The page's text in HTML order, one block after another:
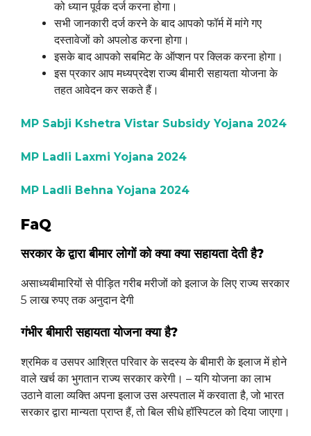
को ध्यान पूर्वक दर्ज करना होगा।
सभी जानकारी दर्ज करने के बाद आपको फॉर्म में मांगे गए
दस्तावेजों को अपलोड करना होगा।
इसके बाद आपको सबमिट के ऑप्शन पर क्लिक करना होगा।
इस प्रकार आप मध्यप्रदेश राज्य बीमारी सहायता योजना के
तहत आवेदन कर सकते हैं।
MP Sabji Kshetra Vistar Subsidy Yojana 2024
MP Ladli Laxmi Yojana 2024
MP Ladli Behna Yojana 2024
FaQ
सरकार के द्वारा बीमार लोगों को क्या क्या सहायता देती है?
असाध्यबीमारियों से पीड़ित गरीब मरीजों को इलाज के लिए राज्य सरकार
5 लाख रुपए तक अनुदान देगी
गंभीर बीमारी सहायता योजना क्या है?
श्रमिक व उसपर आश्रित परिवार के सदस्य के बीमारी के इलाज में होने
वाले खर्च का भुगतान राज्य सरकार करेगी। – यगि योजना का लाभ
उठाने वाला व्यक्ति अपना इलाज उस अस्पताल में करवाता है, जो भारत
सरकार द्वारा मान्यता प्राप्त हैं, तो बिल सीधे हॉस्पिटल को दिया जाएगा।